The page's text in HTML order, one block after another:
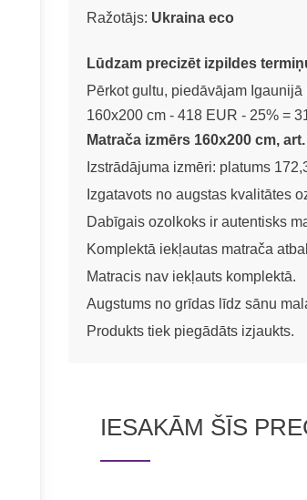
Ražotājs: Ukraina eco
Lūdzam precizēt izpildes
Pērkot gultu, piedāvājam
160x200 cm - 418 EUR - 25% =
Matrača izmērs 160x200 cm,
Izstrādājuma izmēri: platums
Izgatavots no augstas kvalitātes
Dabīgais ozolkoks ir autentisks
Komplektā iekļautas matrača
Matracis nav iekļauts komplektā.
Augstums no grīdas līdz sānu
Produkts tiek piegādāts izjaukts.
IESAKĀM ŠĪS